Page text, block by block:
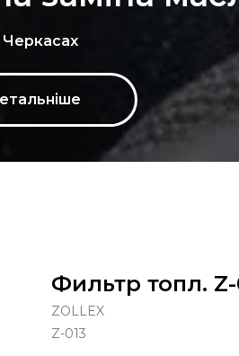
Черкасах
Фильтр топл. Z-
ZOLLEX
Z-013